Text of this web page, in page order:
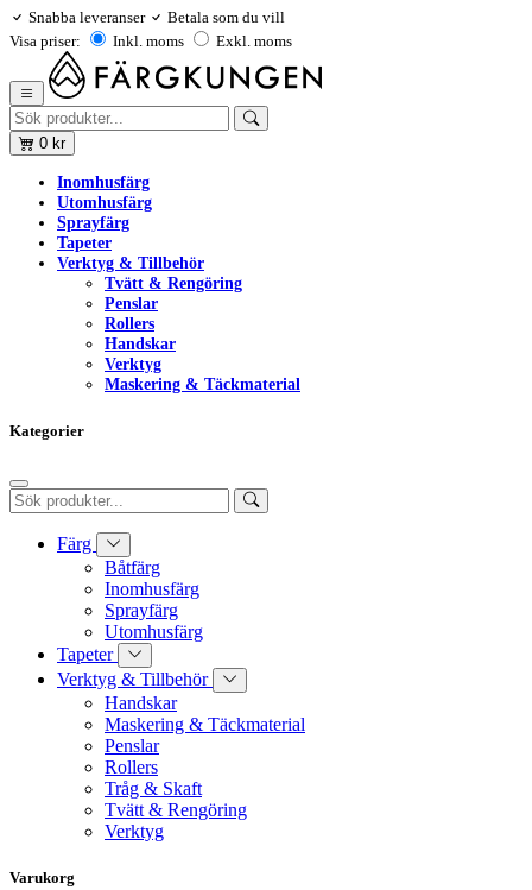
Snabba leveranser
Betala som du vill
Visa priser:
Inkl. moms Exkl. moms
0 kr
Inomhusfärg
Utomhusfärg
Sprayfärg
Tapeter
Verktyg & Tillbehör
Tvätt & Rengöring
Penslar
Rollers
Handskar
Verktyg
Maskering & Täckmaterial
Kategorier
Färg
Båtfärg
Inomhusfärg
Sprayfärg
Utomhusfärg
Tapeter
Verktyg & Tillbehör
Handskar
Maskering & Täckmaterial
Penslar
Rollers
Tråg & Skaft
Tvätt & Rengöring
Verktyg
Varukorg